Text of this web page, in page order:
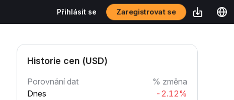
Přihlásit se Zaregistrovat se
Historie cen (USD)
Porovnání dat
% změna
Dnes
-2.12%